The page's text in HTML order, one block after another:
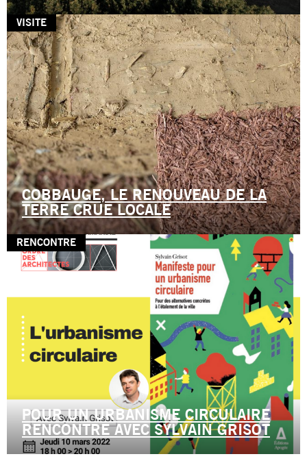
VISITE
COBBAUGE, LE RENOUVEAU DE LA
TERRE CRUE LOCALE
RENCONTRE
POUR UN URBANISME CIRCULAIRE
RENCONTRE AVEC SYLVAIN GRISOT